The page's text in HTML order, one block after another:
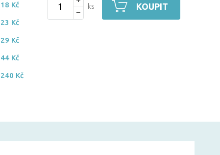
18 Kč
23 Kč
29 Kč
44 Kč
240 Kč
ks KOUPIT